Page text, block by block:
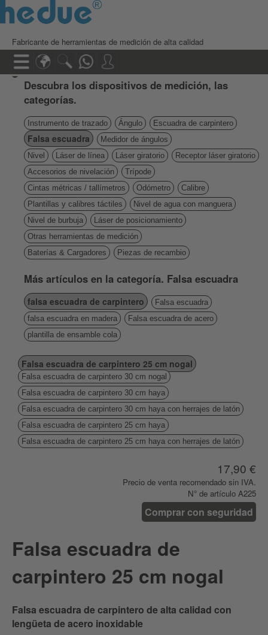
Fabricante de herramientas de medición de alta calidad
Descubra los dispositivos de medición, las
categorías.
Instrumento de trazado Ángulo Escuadra de carpintero
Falsa escuadra
Medidor de ángulos
Nivel
Láser de línea Láser giratorio
Receptor láser giratorio
Accesorios de nivelación
Trípode
Cintas métricas / tallímetros
Odómetro
Calibre
Plantillas y calibres táctiles
Nivel de agua con manguera
Nivel de burbuja
Láser de posicionamiento
Otras herramientas de medición
Baterías & Cargadores
Piezas de recambio
Más artículos en la categoría. Falsa escuadra
falsa escuadra de carpintero
Falsa escuadra
falsa escuadra en madera
Falsa escuadra de acero
plantilla de ensamble cola
Falsa escuadra de carpintero 25 cm nogal
Falsa escuadra de carpintero 30 cm nogal
Falsa escuadra de carpintero 30 cm haya
Falsa escuadra de carpintero 30 cm haya con herrajes de latón
Falsa escuadra de carpintero 25 cm haya
Falsa escuadra de carpintero 25 cm haya con herrajes de latón
17,90 €
Precio de venta recomendado sin IVA.
N° de artículo A225
Comprar con seguridad
Falsa escuadra de
carpintero 25 cm nogal
Falsa escuadra de carpintero de alta calidad con
lengüeta de acero inoxidable